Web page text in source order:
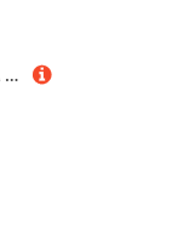
kela Bratpfanne 20cm STELLA NOVA, kleine Pfanne Induktion mit Oil Control System, Aluguss beschichtet, Softtouchgriff